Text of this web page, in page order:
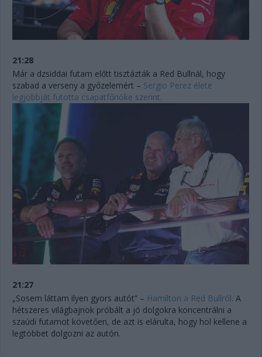
21:28
Már a dzsiddai futam előtt tisztázták a Red Bullnál, hogy
szabad a verseny a győzelemért – Sergio Perez élete
legjobbját futotta csapatfőnöke szerint.
21:27
„Sosem láttam ilyen gyors autót” – Hamilton a Red Bullról. A
hétszeres világbajnok próbált a jó dolgokra koncentrálni a
szaúdi futamot követően, de azt is elárulta, hogy hol kellene a
legtöbbet dolgozni az autón.